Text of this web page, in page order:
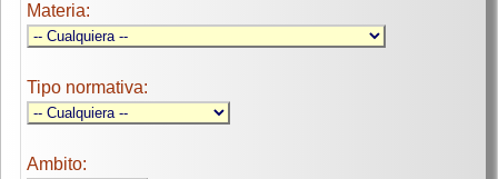
Materia:
Tipo normativa:
Ambito: